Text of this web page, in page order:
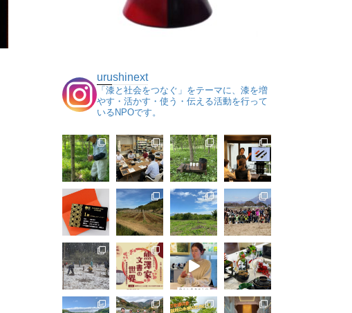
urushinext
「漆と社会をつなぐ」をテーマに、漆を増
やす・活かす・使う・伝える活動を行って
いるNPOです。